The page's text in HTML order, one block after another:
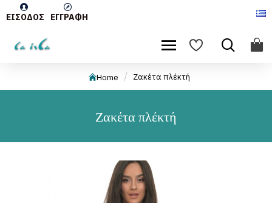
ΕΊΣΟΔΟΣ ΕΓΓΡΑΦΉ
Home Ζακέτα πλέκτή
Ζακέτα πλέκτή